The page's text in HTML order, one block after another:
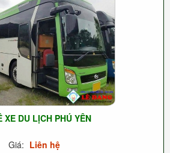
XE DU LỊCH PHÚ YÊN
Giá: Liên hệ